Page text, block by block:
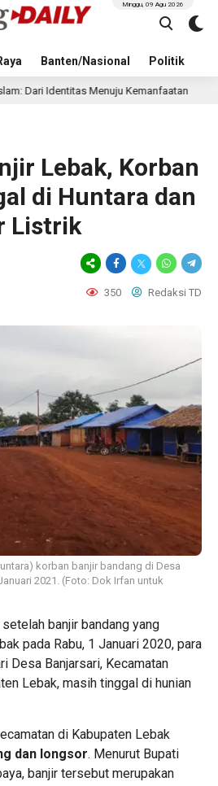
Banten/Nasional Politik
Minggu, 09 Agu 2026
Menuju Kemanfaatan 15 jam
Lebak, Korban
di Huntara dan
Listrik
350 Redaksi TD
korban banjir bandang di Desa
2021. (Foto: Dok Irfan untuk
banjir bandang yang
pada Rabu, 1 Januari 2020, para
Desa Banjarsari, Kecamatan
Lebak, masih tinggal di hunian
di Kabupaten Lebak
dan longsor. Menurut Bupati
banjir tersebut merupakan